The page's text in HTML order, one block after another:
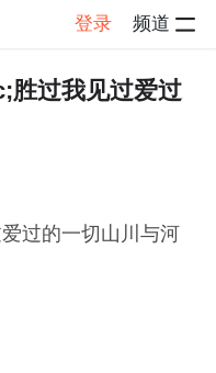
登录 频道
帖子详情
胜过我见过爱过
过的一切山川与河